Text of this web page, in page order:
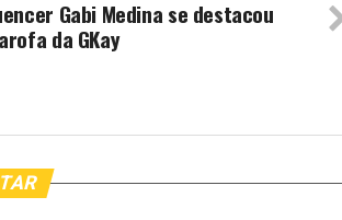
Gabi Medina se destacou
da GKay